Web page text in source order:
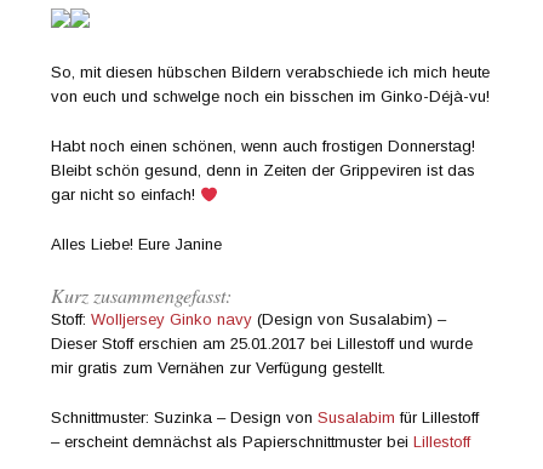
So, mit diesen hübschen Bildern verabschiede ich mich heute
von euch und schwelge noch ein bisschen im Ginko-Déjà-vu!
Habt noch einen schönen, wenn auch frostigen Donnerstag!
Bleibt schön gesund, denn in Zeiten der Grippeviren ist das
gar nicht so einfach!
Alles Liebe! Eure Janine
Kurz zusammengefasst:
Stoff:Wolljersey Ginko navy (Design von Susalabim) –
Dieser Stoff erschien am 25.01.2017 bei Lillestoff und wurde
mir gratis zum Vernähen zur Verfügung gestellt.
Schnittmuster: Suzinka – Design vonSusalabim für Lillestoff
– erscheint demnächst als Papierschnittmuster beiLillestoff